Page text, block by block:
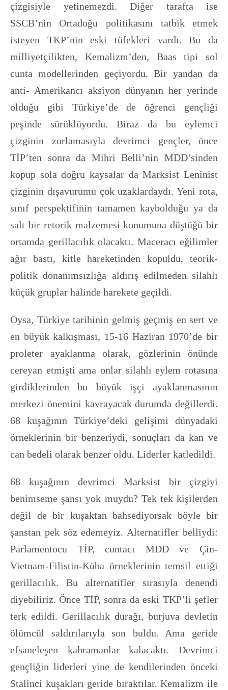
çizgisiyle yetinemezdi. Diğer tarafta ise
SSCB’nin Ortadoğu politikasını tatbik etmek
isteyen TKP’nin eski tüfekleri vardı. Bu da
milliyetçilikten, Kemalizm’den, Baas tipi sol
cunta modellerinden geçiyordu. Bir yandan da
anti- Amerikancı aksiyon dünyanın her yerinde
olduğu gibi Türkiye’de de öğrenci gençliği
peşinde sürüklüyordu. Biraz da bu eylemci
çizginin zorlamasıyla devrimci gençler, önce
TİP’ten sonra da Mihri Belli’nin MDD’sinden
kopup sola doğru kaysalar da Marksist Leninist
çizginin dışavurumu çok uzaklardaydı. Yeni rota,
sınıf perspektifinin tamamen kaybolduğu ya da
salt bir retorik malzemesi konumuna düştüğü bir
ortamda gerillacılık olacaktı. Maceracı eğilimler
ağır bastı, kitle hareketinden kopuldu, teorik-
politik donanımsızlığa aldırış edilmeden silahlı
küçük gruplar halinde harekete geçildi.
Oysa, Türkiye tarihinin gelmiş geçmiş en sert ve
en büyük kalkışması, 15-16 Haziran 1970’de bir
proleter ayaklanma olarak, gözlerinin önünde
cereyan etmişti ama onlar silahlı eylem rotasına
girdiklerinden bu büyük işçi ayaklanmasının
merkezi önemini kavrayacak durumda değillerdi.
68 kuşağının Türkiye’deki gelişimi dünyadaki
örneklerinin bir benzeriydi, sonuçları da kan ve
can bedeli olarak benzer oldu. Liderler katledildi.
68 kuşağının devrimci Marksist bir çizgiyi
benimseme şansı yok muydu? Tek tek kişilerden
değil de bir kuşaktan bahsediyorsak böyle bir
şanstan pek söz edemeyiz. Alternatifler belliydi:
Parlamentocu TİP, cuntacı MDD ve Çin-
Vietnam-Filistin-Küba örneklerinin temsil ettiği
gerillacılık. Bu alternatifler sırasıyla denendi
diyebiliriz. Önce TİP, sonra da eski TKP’li şefler
terk edildi. Gerillacılık durağı, burjuva devletin
ölümcül saldırılarıyla son buldu. Ama geride
efsaneleşen kahramanlar kalacaktı. Devrimci
gençliğin liderleri yine de kendilerinden önceki
Stalinci kuşakları geride bıraktılar. Kemalizm ile